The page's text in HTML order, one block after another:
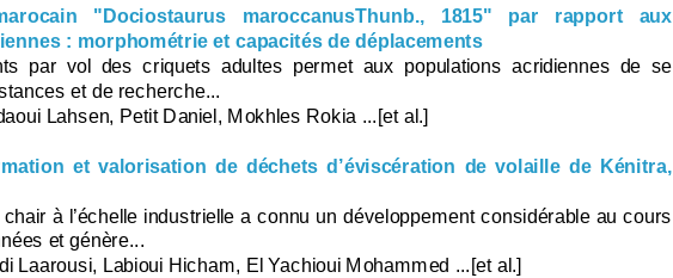
"Dociostaurus maroccanusThunb., 1815" par rapport aux
: morphométrie et capacités de déplacements
par vol des criquets adultes permet aux populations acridiennes de se
et de recherche...
Lahsen, Petit Daniel, Mokhles Rokia ...[et al.]
et valorisation de déchets d’éviscération de volaille de Kénitra,
à l’échelle industrielle a connu un développement considérable au cours
et génère...
Laarousi, Labioui Hicham, El Yachioui Mohammed ...[et al.]